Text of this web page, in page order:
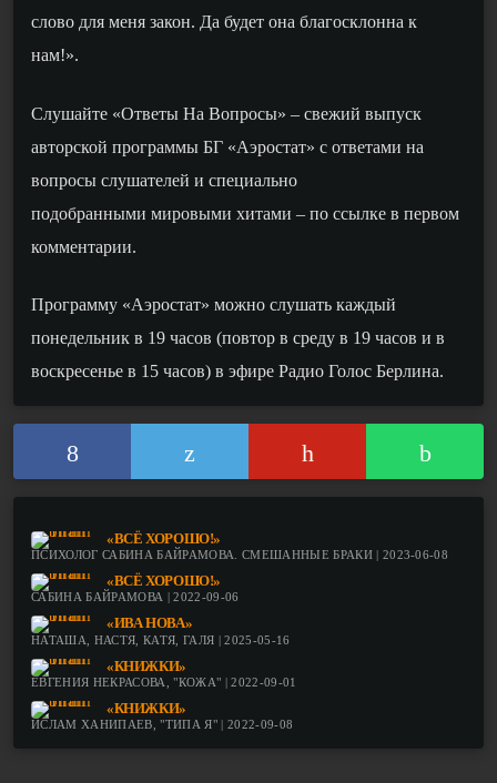
слово для меня закон. Да будет она благосклонна к
нам!».
Слушайте «Ответы На Вопросы» – свежий выпуск
авторской программы БГ «Аэростат» с ответами на
вопросы слушателей и специально
подобранными мировыми хитами – по ссылке в первом
комментарии.
Программу «Аэростат» можно слушать каждый
понедельник в 19 часов (повтор в среду в 19 часов и в
воскресенье в 15 часов) в эфире Радио Голос Берлина.
«ВСЁ ХОРОШО!»
ПСИХОЛОГ САБИНА БАЙРАМОВА. СМЕШАННЫЕ БРАКИ | 2023-06-08
«ВСЁ ХОРОШО!»
САБИНА БАЙРАМОВА | 2022-09-06
«ИВА НОВА»
НАТАША, НАСТЯ, КАТЯ, ГАЛЯ | 2025-05-16
«КНИЖКИ»
ЕВГЕНИЯ НЕКРАСОВА, "КОЖА" | 2022-09-01
«КНИЖКИ»
ИСЛАМ ХАНИПАЕВ, "ТИПА Я" | 2022-09-08